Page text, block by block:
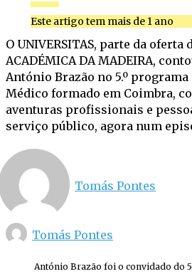
Este artigo tem mais de 1 ano
O UNIVERSITAS, parte da oferta
ACADÉMICA DA MADEIRA,
António Brazão no 5.º
Médico formado em Coimbra,
aventuras profissionais e
serviço público, agora num
Tomás Pontes
Tomás Pontes
António Brazão foi o convidado do